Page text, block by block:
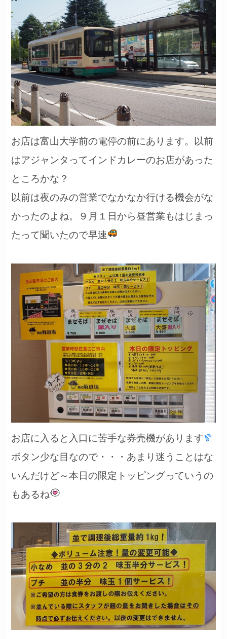
お店は富山大学前の電停の前にあります。以前
はアジャンタってインドカレーのお店があった
ところかな？
以前は夜のみの営業でなかなか行ける機会がな
かったのよね。９月１日から昼営業もはじまっ
たって聞いたので早速
お店に入ると入口に苦手な券売機があります
ボタン少な目なので・・・あまり迷うことはな
いんだけど～本日の限定トッピングっていうの
もあるね